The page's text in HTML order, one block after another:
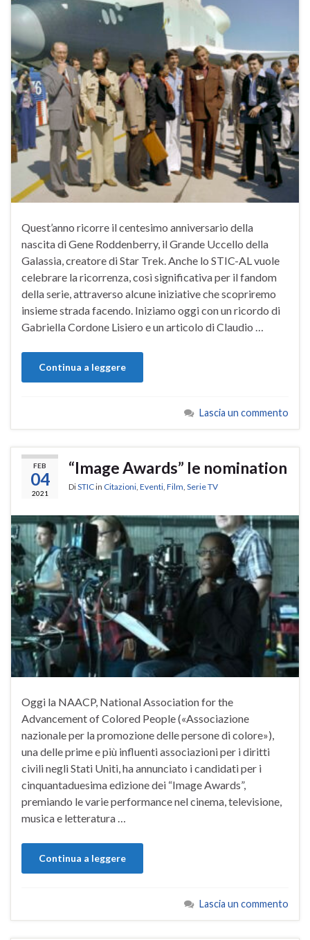
Quest’anno ricorre il centesimo anniversario della
nascita di Gene Roddenberry, il Grande Uccello della
Galassia, creatore di Star Trek. Anche lo STIC-AL vuole
celebrare la ricorrenza, così significativa per il fandom
della serie, attraverso alcune iniziative che scopriremo
insieme strada facendo. Iniziamo oggi con un ricordo di
Gabriella Cordone Lisiero e un articolo di Claudio …
Continua a leggere
Lascia un commento
FEB
04
2021
“Image Awards” le nomination
DiSTICin Citazioni Eventi Film Serie TV
Oggi la NAACP, National Association for the
Advancement of Colored People («Associazione
nazionale per la promozione delle persone di colore»),
una delle prime e più influenti associazioni per i diritti
civili negli Stati Uniti, ha annunciato i candidati per i
cinquantaduesima edizione dei “Image Awards”,
premiando le varie performance nel cinema, televisione,
musica e letteratura …
Continua a leggere
Lascia un commento